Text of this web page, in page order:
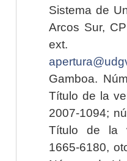
Sistema de
Arcos Sur,
ext.
Gamboa.
Título de la
2007-1094;
Título de la
1665-6180,